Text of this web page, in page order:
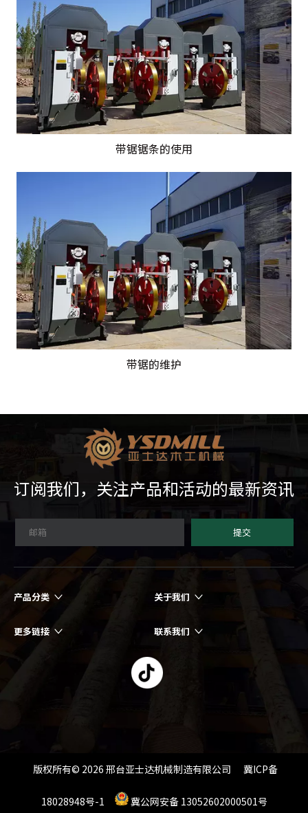
带锯锯条的使用
带锯的维护
订阅我们，关注产品和活动的最新资讯
提交
产品分类 关于我们
更多链接 联系我们
版权所有© 2026 邢台亚士达机械制造有限公司 冀ICP备
18028948号-1 冀公网安备 13052602000501号